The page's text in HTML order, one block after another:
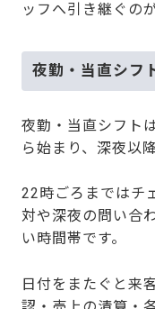
ッフへ引き継ぐの
夜勤・当直シフ
夜勤・当直シフト
ら始まり、深夜以
22時ごろまではチ
対や深夜の問い合
い時間帯です。
日付をまたぐと来